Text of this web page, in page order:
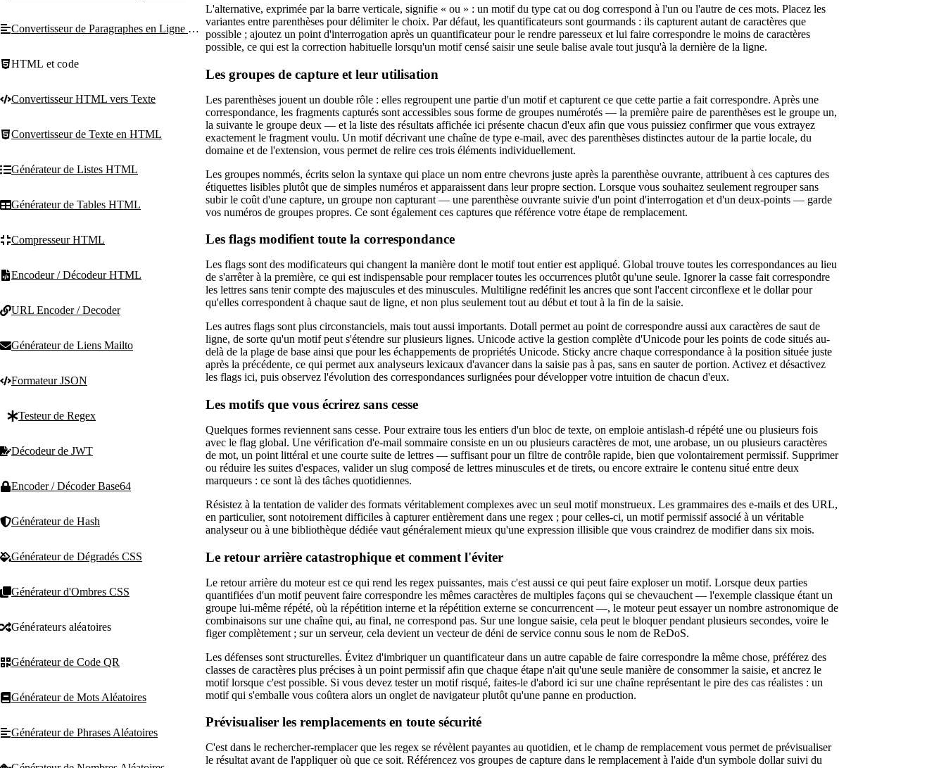
Convertisseur de Paragraphes en Ligne Unique
HTML et code
Convertisseur HTML vers Texte
Convertisseur de Texte en HTML
Générateur de Listes HTML
Générateur de Tables HTML
Compresseur HTML
Encodeur / Décodeur HTML
URL Encoder / Decoder
Générateur de Liens Mailto
Formateur JSON
Testeur de Regex
Décodeur de JWT
Encoder / Décoder Base64
Générateur de Hash
Générateur de Dégradés CSS
Générateur d'Ombres CSS
Générateurs aléatoires
Générateur de Code QR
Générateur de Mots Aléatoires
Générateur de Phrases Aléatoires
L'alternative, exprimée par la barre verticale, signifie « ou » : un motif du type cat ou dog correspond à l'un ou l'autre de ces mots. Placez les
variantes entre parenthèses pour délimiter le choix. Par défaut, les quantificateurs sont gourmands : ils capturent autant de caractères que
possible ; ajoutez un point d'interrogation après un quantificateur pour le rendre paresseux et lui faire correspondre le moins de caractères
possible, ce qui est la correction habituelle lorsqu'un motif censé saisir une seule balise avale tout jusqu'à la dernière de la ligne.
Les groupes de capture et leur utilisation
Les parenthèses jouent un double rôle : elles regroupent une partie d'un motif et capturent ce que cette partie a fait correspondre. Après une
correspondance, les fragments capturés sont accessibles sous forme de groupes numérotés — la première paire de parenthèses est le groupe un,
la suivante le groupe deux — et la liste des résultats affichée ici présente chacun d'eux afin que vous puissiez confirmer que vous extrayez
exactement le fragment voulu. Un motif décrivant une chaîne de type e-mail, avec des parenthèses distinctes autour de la partie locale, du
domaine et de l'extension, vous permet de relire ces trois éléments individuellement.
Les groupes nommés, écrits selon la syntaxe qui place un nom entre chevrons juste après la parenthèse ouvrante, attribuent à ces captures des
étiquettes lisibles plutôt que de simples numéros et apparaissent dans leur propre section. Lorsque vous souhaitez seulement regrouper sans
subir le coût d'une capture, un groupe non capturant — une parenthèse ouvrante suivie d'un point d'interrogation et d'un deux-points — garde
vos numéros de groupes propres. Ce sont également ces captures que référence votre étape de remplacement.
Les flags modifient toute la correspondance
Les flags sont des modificateurs qui changent la manière dont le motif tout entier est appliqué. Global trouve toutes les correspondances au lieu
de s'arrêter à la première, ce qui est indispensable pour remplacer toutes les occurrences plutôt qu'une seule. Ignorer la casse fait correspondre
les lettres sans tenir compte des majuscules et des minuscules. Multiligne redéfinit les ancres que sont l'accent circonflexe et le dollar pour
qu'elles correspondent à chaque saut de ligne, et non plus seulement tout au début et tout à la fin de la saisie.
Les autres flags sont plus circonstanciels, mais tout aussi importants. Dotall permet au point de correspondre aussi aux caractères de saut de
ligne, de sorte qu'un motif peut s'étendre sur plusieurs lignes. Unicode active la gestion complète d'Unicode pour les points de code situés au-
delà de la plage de base ainsi que pour les échappements de propriétés Unicode. Sticky ancre chaque correspondance à la position située juste
après la précédente, ce qui permet aux analyseurs lexicaux d'avancer dans la saisie pas à pas, sans en sauter de portion. Activez et désactivez
les flags ici, puis observez l'évolution des correspondances surlignées pour développer votre intuition de chacun d'eux.
Les motifs que vous écrirez sans cesse
Quelques formes reviennent sans cesse. Pour extraire tous les entiers d'un bloc de texte, on emploie antislash-d répété une ou plusieurs fois
avec le flag global. Une vérification d'e-mail sommaire consiste en un ou plusieurs caractères de mot, une arobase, un ou plusieurs caractères
de mot, un point littéral et une courte suite de lettres — suffisant pour un filtre de contrôle rapide, bien que volontairement permissif. Supprimer
ou réduire les suites d'espaces, valider un slug composé de lettres minuscules et de tirets, ou encore extraire le contenu situé entre deux
marqueurs : ce sont là des tâches quotidiennes.
Résistez à la tentation de valider des formats véritablement complexes avec un seul motif monstrueux. Les grammaires des e-mails et des URL,
en particulier, sont notoirement difficiles à capturer entièrement dans une regex ; pour celles-ci, un motif permissif associé à un véritable
analyseur ou à une bibliothèque dédiée vaut généralement mieux qu'une expression illisible que vous craindrez de modifier dans six mois.
Le retour arrière catastrophique et comment l'éviter
Le retour arrière du moteur est ce qui rend les regex puissantes, mais c'est aussi ce qui peut faire exploser un motif. Lorsque deux parties
quantifiées d'un motif peuvent faire correspondre les mêmes caractères de multiples façons qui se chevauchent — l'exemple classique étant un
groupe lui-même répété, où la répétition interne et la répétition externe se concurrencent —, le moteur peut essayer un nombre astronomique de
combinaisons sur une chaîne qui, au final, ne correspond pas. Sur une longue saisie, cela peut le bloquer pendant plusieurs secondes, voire le
figer complètement ; sur un serveur, cela devient un vecteur de déni de service connu sous le nom de ReDoS.
Les défenses sont structurelles. Évitez d'imbriquer un quantificateur dans un autre capable de faire correspondre la même chose, préférez des
classes de caractères plus précises à un point permissif afin que chaque étape n'ait qu'une seule manière de consommer la saisie, et ancrez le
motif lorsque c'est possible. Si vous devez tester un motif risqué, faites-le d'abord ici sur une chaîne représentant le pire des cas réalistes : un
motif qui s'emballe vous coûtera alors un onglet de navigateur plutôt qu'une panne en production.
Prévisualiser les remplacements en toute sécurité
C'est dans le rechercher-remplacer que les regex se révèlent payantes au quotidien, et le champ de remplacement vous permet de prévisualiser
le résultat avant de l'appliquer où que ce soit. Référencez vos groupes de capture dans le remplacement à l'aide d'un symbole dollar suivi du